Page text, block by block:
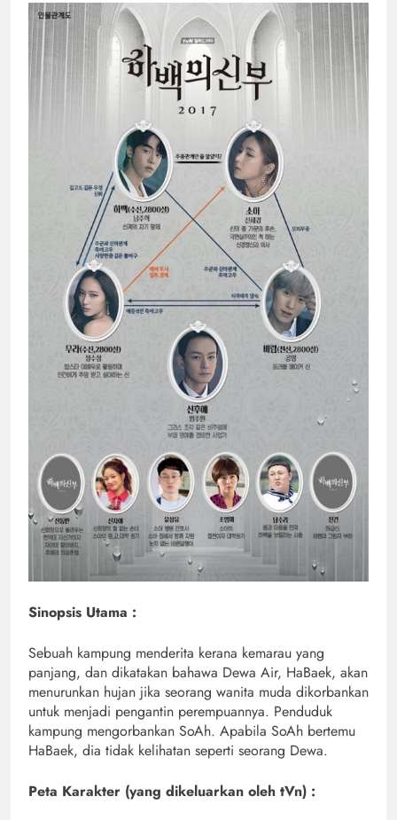
Sinopsis Utama :
Sebuah kampung menderita kerana kemarau yang
panjang, dan dikatakan bahawa Dewa Air, HaBaek, akan
menurunkan hujan jika seorang wanita muda dikorbankan
untuk menjadi pengantin perempuannya. Penduduk
kampung mengorbankan SoAh. Apabila SoAh bertemu
HaBaek, dia tidak kelihatan seperti seorang Dewa.
Peta Karakter (yang dikeluarkan oleh tVn) :